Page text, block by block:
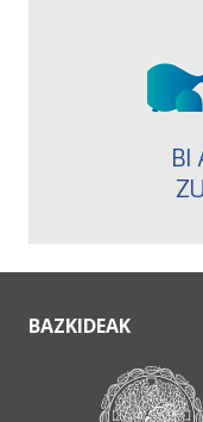
BI
BAZKIDEAK